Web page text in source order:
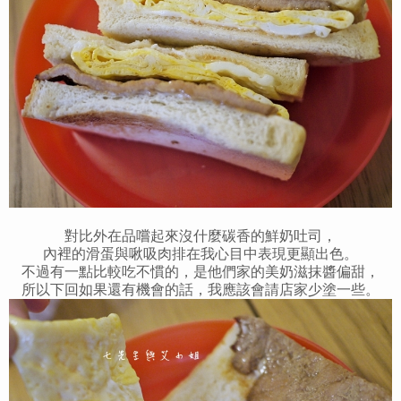
對比外在品嚐起來沒什麼碳香的鮮奶吐司，
內裡的滑蛋與啾吸肉排在我心目中表現更顯出色。
不過有一點比較吃不慣的，是他們家的美奶滋抹醬偏甜，
所以下回如果還有機會的話，我應該會請店家少塗一些。